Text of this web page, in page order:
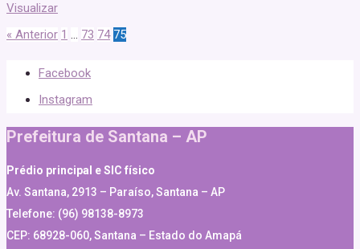
Visualizar
« Anterior 1 … 73 74 75
Facebook
Instagram
Prefeitura de Santana – AP
Prédio principal e SIC físico
Av. Santana, 2913 – Paraíso, Santana – AP
Telefone: (96) 98138-8973
CEP: 68928-060, Santana – Estado do Amapá